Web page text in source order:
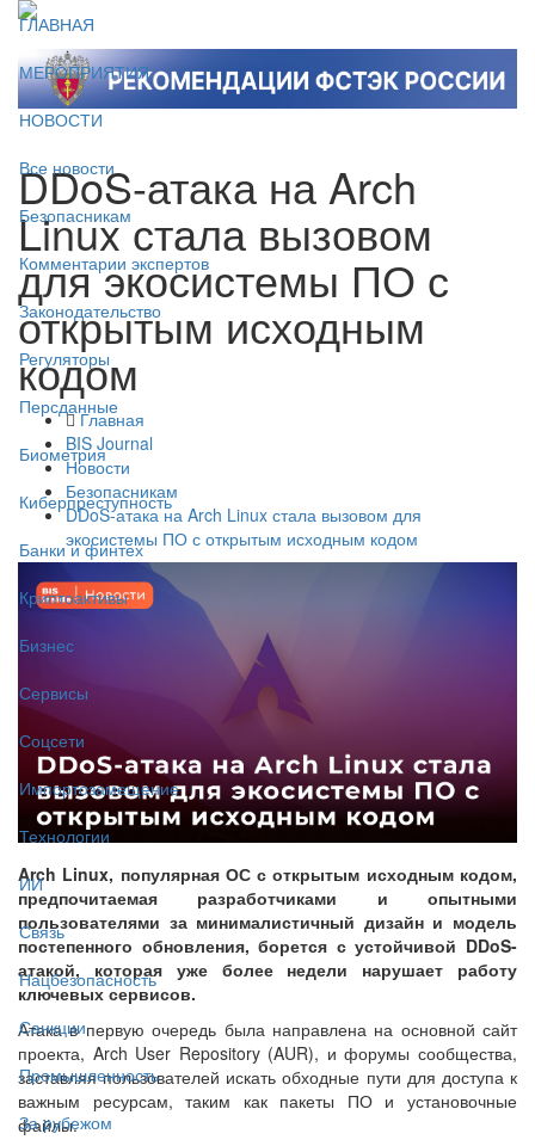
ГЛАВНАЯ
МЕРОПРИЯТИЯ
НОВОСТИ
Все новости
Безопасникам
Комментарии экспертов
Законодательство
Регуляторы
Персданные
Биометрия
Киберпреступность
Банки и финтех
Криптоактивы
Бизнес
Сервисы
Соцсети
Импортозамещение
Технологии
ИИ
Связь
Нацбезопасность
Санкции
Промышленность
За рубежом
DDoS-атака на Arch
Linux стала вызовом
для экосистемы ПО с
открытым исходным
кодом
Главная
BIS Journal
Новости
Безопасникам
DDoS-атака на Arch Linux стала вызовом для
экосистемы ПО с открытым исходным кодом
Arch Linux, популярная ОС с открытым исходным кодом,
предпочитаемая разработчиками и опытными
пользователями за минималистичный дизайн и модель
постепенного обновления, борется с устойчивой DDoS-
атакой, которая уже более недели нарушает работу
ключевых сервисов.
Атака в первую очередь была направлена на основной сайт
проекта, Arch User Repository (AUR), и форумы сообщества,
заставляя пользователей искать обходные пути для доступа к
важным ресурсам, таким как пакеты ПО и установочные
файлы.